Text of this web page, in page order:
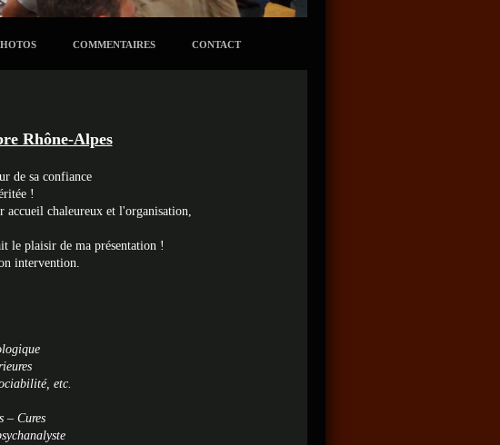
COMMENTAIRES CONTACT
Rhône-Alpes
de sa confiance
!
accueil chaleureux et l'organisation,
le plaisir de ma présentation !
intervention.
etc.
– Cures